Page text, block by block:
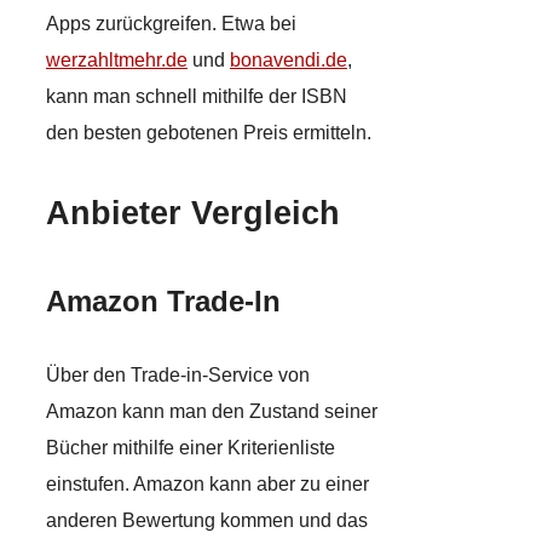
Apps zurückgreifen. Etwa bei
werzahltmehr.de und bonavendi.de,
kann man schnell mithilfe der ISBN
den besten gebotenen Preis ermitteln.
Anbieter Vergleich
Amazon Trade-In
Über den Trade-in-Service von
Amazon kann man den Zustand seiner
Bücher mithilfe einer Kriterienliste
einstufen. Amazon kann aber zu einer
anderen Bewertung kommen und das